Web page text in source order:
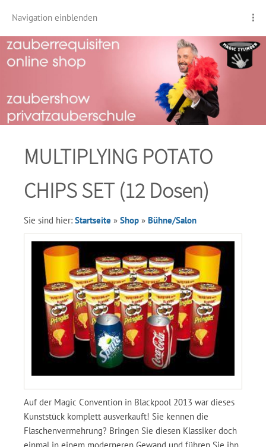
Navigation einblenden
MULTIPLYING POTATO
CHIPS SET (12 Dosen)
Sie sind hier: Startseite » Shop » Bühne/Salon
Auf der Magic Convention in Blackpool 2013 war dieses
Kunststück komplett ausverkauft! Sie kennen die
Flaschenvermehrung? Bringen Sie diesen Klassiker doch
einmal in einem moderneren Gewand und führen Sie ihn